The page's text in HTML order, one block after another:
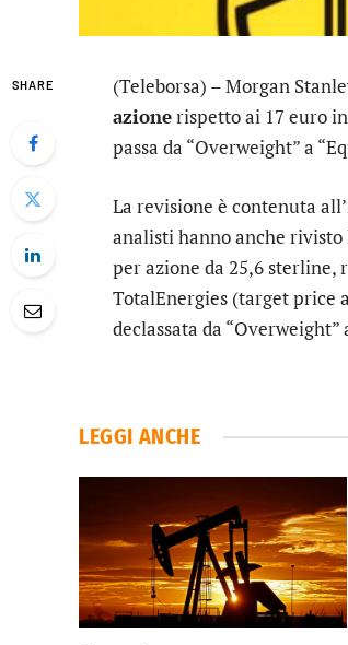
SHARE (Teleborsa) –Morgan
azionerispetto ai 17 euro
passa da “Overweight” a
La revisione è contenuta
analisti hanno anche
per azione da 25,6 sterline,
TotalEnergies (target price
declassata da “Overweight”
LEGGI ANCHE